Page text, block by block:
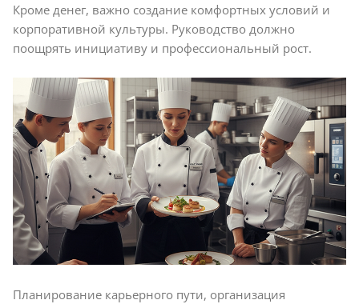
Кроме денег, важно создание комфортных условий и
корпоративной культуры. Руководство должно
поощрять инициативу и профессиональный рост.
Планирование карьерного пути, организация